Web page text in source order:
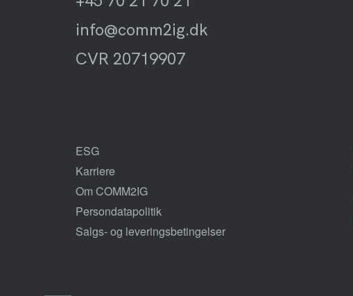
info@comm2ig.dk
CVR 20719907
ESG
Karriere
Om COMM2IG
Persondatapolitik
Salgs- og leveringsbetingelser